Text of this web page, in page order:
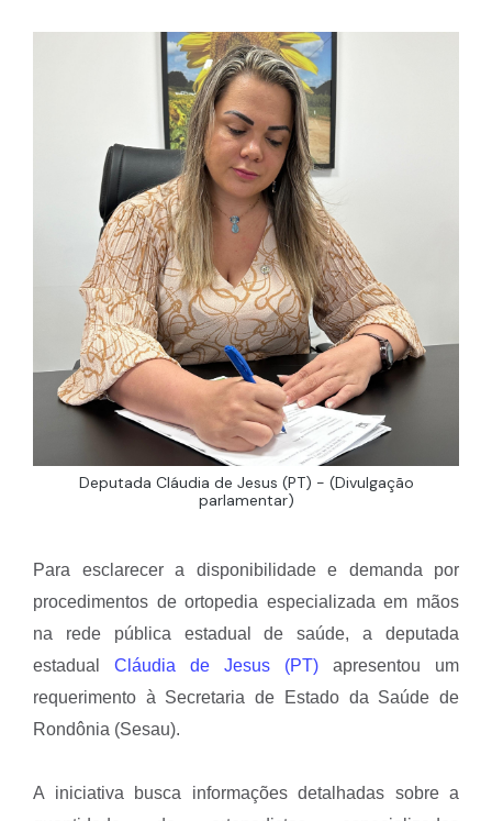
Deputada Cláudia de Jesus (PT) - (Divulgação
parlamentar)
Para esclarecer a disponibilidade e demanda por
procedimentos de ortopedia especializada em mãos
na rede pública estadual de saúde, a deputada
estadual Cláudia de Jesus (PT) apresentou um
requerimento à Secretaria de Estado da Saúde de
Rondônia (Sesau).
A iniciativa busca informações detalhadas sobre a